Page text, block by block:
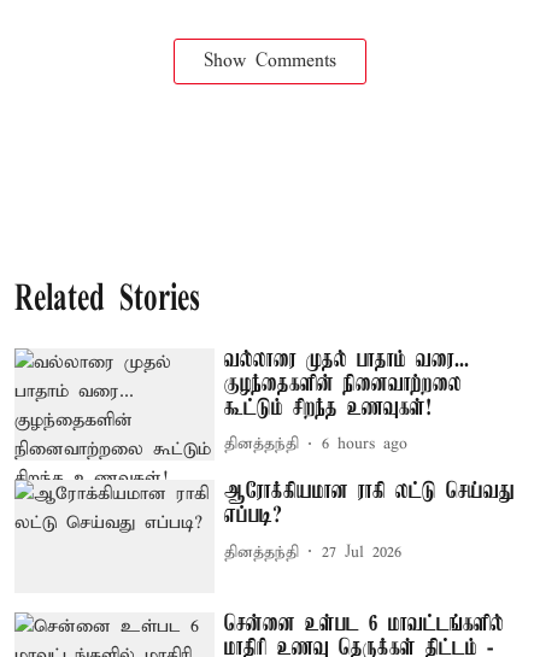
Show Comments
Related Stories
வல்லாரை முதல் பாதாம் வரை...
குழந்தைகளின் நினைவாற்றலை
கூட்டும் சிறந்த உணவுகள்!
தினத்தந்தி 6 hours ago
ஆரோக்கியமான ராகி லட்டு செய்வது
எப்படி?
தினத்தந்தி 27 Jul 2026
சென்னை உள்பட 6 மாவட்டங்களில்
மாதிரி உணவு தெருக்கள் திட்டம் -